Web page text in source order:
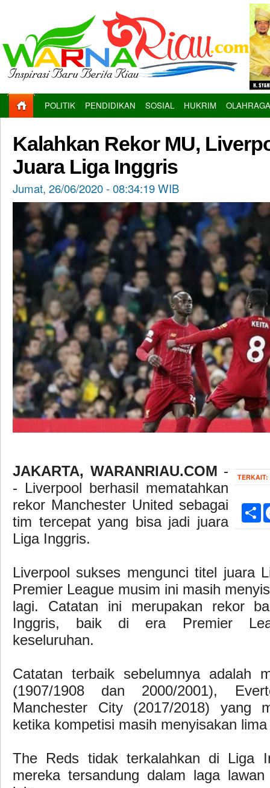
POLITIK PENDIDIKAN SOSIAL HUKRIM OLAHRAGA
Kalahkan Rekor MU,
Juara Liga Inggris
Jumat, 26/06/2020 - 08:34:19 WIB
TERKAIT:
JAKARTA, WARANRIAU.COM -
- Liverpool berhasil mematahkan
rekor Manchester United sebagai
tim tercepat yang bisa jadi juara
Liga Inggris.
Liverpool sukses mengunci titel juara
Premier League musim ini masih
lagi. Catatan ini merupakan rekor
Inggris, baik di era Premier
keseluruhan.
Catatan terbaik sebelumnya adalah
(1907/1908 dan 2000/2001),
Manchester City (2017/2018) yang
ketika kompetisi masih menyisakan
The Reds tidak terkalahkan di Liga
mereka tersandung dalam laga